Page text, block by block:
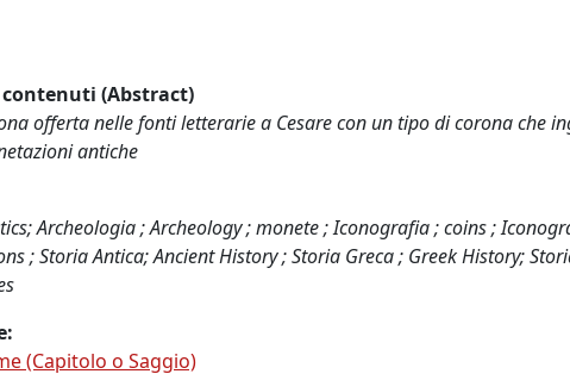
contenuti (Abstract)
offerta nelle fonti letterarie a Cesare con un tipo di corona che
antiche
Archeologia ; Archeology ; monete ; Iconografia ; coins ;
; Storia Antica; Ancient History ; Storia Greca ; Greek History;
(Capitolo o Saggio)